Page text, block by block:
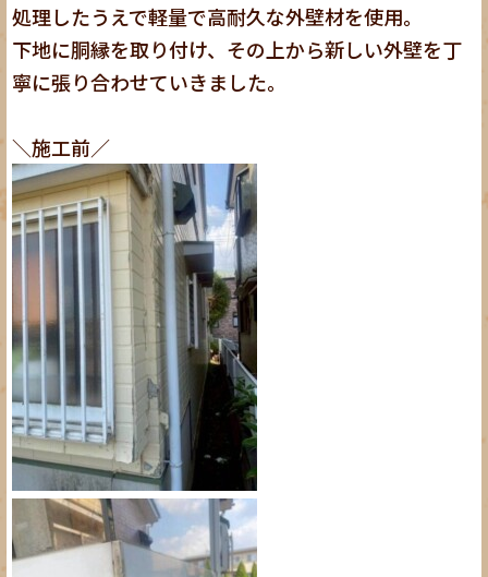
処理したうえで軽量で高耐久な外壁材を使用。
下地に胴縁を取り付け、その上から新しい外壁を丁
寧に張り合わせていきました。
＼施工前／